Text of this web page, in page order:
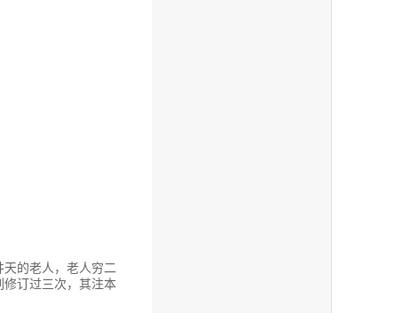
的老人，老人穷二
订过三次，其注本